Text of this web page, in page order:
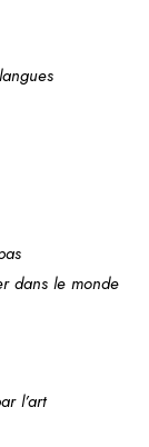
dans le monde
l’art